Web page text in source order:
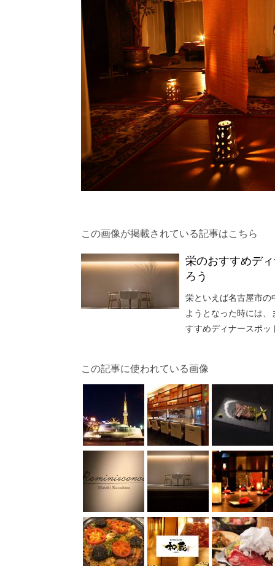
この画像が掲載されている記事はこちら
栄のおすすめデ
ろう
栄といえば名古屋市の
ようとなった時には
すすめディナースポッ
この記事に使われている画像